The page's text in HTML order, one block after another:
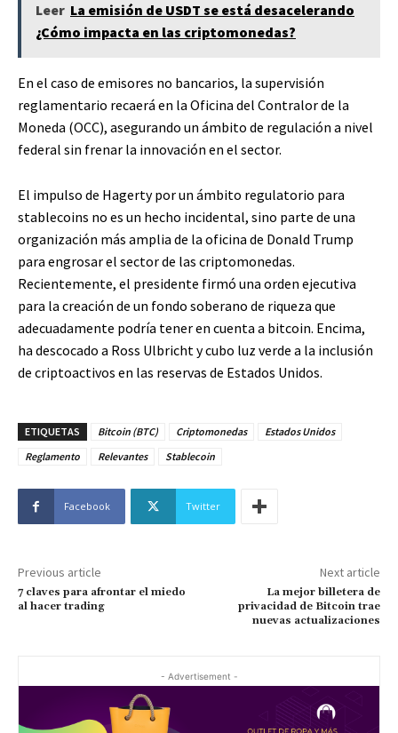
Leer La emisión de USDT se está desacelerando
¿Cómo impacta en las criptomonedas?
En el caso de emisores no bancarios, la supervisión
reglamentario recaerá en la Oficina del Contralor de la
Moneda (OCC), asegurando un ámbito de regulación a nivel
federal sin frenar la innovación en el sector.
El impulso de Hagerty por un ámbito regulatorio para
stablecoins no es un hecho incidental, sino parte de una
organización más amplia de la oficina de Donald Trump
para engrosar el sector de las criptomonedas.
Recientemente, el presidente firmó una orden ejecutiva
para la creación de un fondo soberano de riqueza que
adecuadamente podría tener en cuenta a bitcoin. Encima,
ha descocado a Ross Ulbricht y cubo luz verde a la inclusión
de criptoactivos en las reservas de Estados Unidos.
ETIQUETAS Bitcoin (BTC) Criptomonedas
Estados Unidos
Reglamento
Relevantes Stablecoin
Facebook Twitter
Previous article
7 claves para afrontar el miedo
al hacer trading
Next article
La mejor billetera de
privacidad de Bitcoin trae
nuevas actualizaciones
- Advertisement -